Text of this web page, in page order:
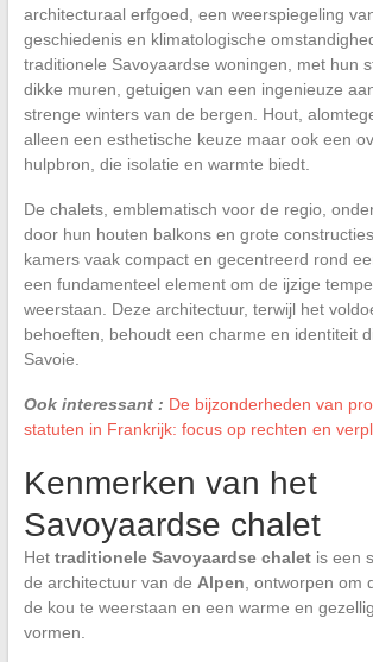
architecturaal erfgoed, een weerspiegeling
geschiedenis en klimatologische
traditionele Savoyaardse woningen, met hun
dikke muren, getuigen van een ingenieuze
strenge winters van de bergen. Hout,
alleen een esthetische keuze maar ook een
hulpbron, die isolatie en warmte biedt.
De chalets, emblematisch voor de regio,
door hun houten balkons en grote
kamers vaak compact en gecentreerd rond
een fundamenteel element om de ijzige
weerstaan. Deze architectuur, terwijl het
behoeften, behoudt een charme en identiteit
Savoie.
Ook interessant : De bijzonderheden van
statuten in Frankrijk: focus op rechten en
Kenmerken van het
Savoyaardse chalet
Het traditionele Savoyaardse chaletis een
de architectuur van de Alpen , ontworpen om
de kou te weerstaan en een warme en
vormen.